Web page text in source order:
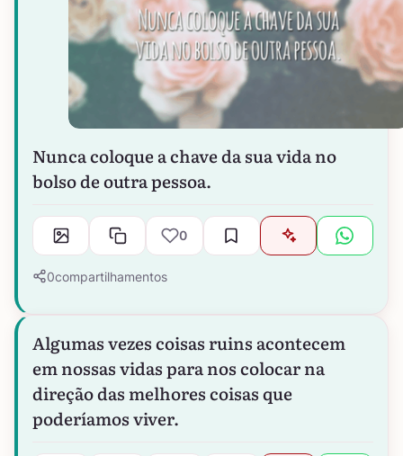
Nunca coloque a chave da sua vida no
bolso de outra pessoa.
0
0compartilhamentos
Algumas vezes coisas ruins acontecem
em nossas vidas para nos colocar na
direção das melhores coisas que
poderíamos viver.